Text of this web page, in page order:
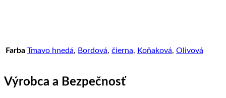
Farba Tmavo hnedá, Bordová, čierna, Koňaková, Olivová
Výrobca a Bezpečnosť